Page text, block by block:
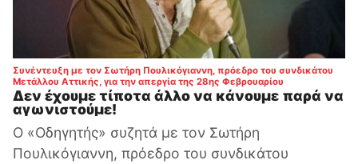
Συνέντευξη με τον Σωτήρη Πουλικόγιαννη, πρόεδρο του συνδικάτου
Μετάλλου Αττικής, για την απεργία της 28ης Φεβρουαρίου
Δεν έχουμε τίποτα άλλο να κάνουμε παρά να
αγωνιστούμε!
Ο «Οδηγητής» συζητά με τον Σωτήρη
Πουλικόγιαννη, πρόεδρο του συνδικάτου